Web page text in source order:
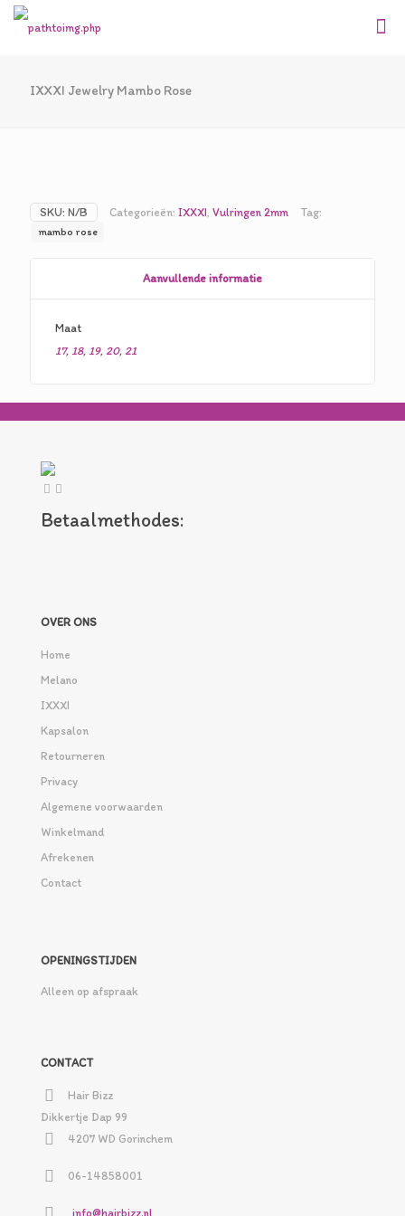
IXXXI Jewelry Mambo Rose
SKU: N/B Categorieën: IXXXI, Vulringen 2mm Tag:
mambo rose
Aanvullende informatie
Maat
17, 18, 19, 20, 21
Betaalmethodes:
OVER ONS
Home
Melano
IXXXI
Kapsalon
Retourneren
Privacy
Algemene voorwaarden
Winkelmand
Afrekenen
Contact
OPENINGSTIJDEN
Alleen op afspraak
CONTACT
Hair Bizz
Dikkertje Dap 99
4207 WD Gorinchem
06-14858001
info@hairbizz.nl